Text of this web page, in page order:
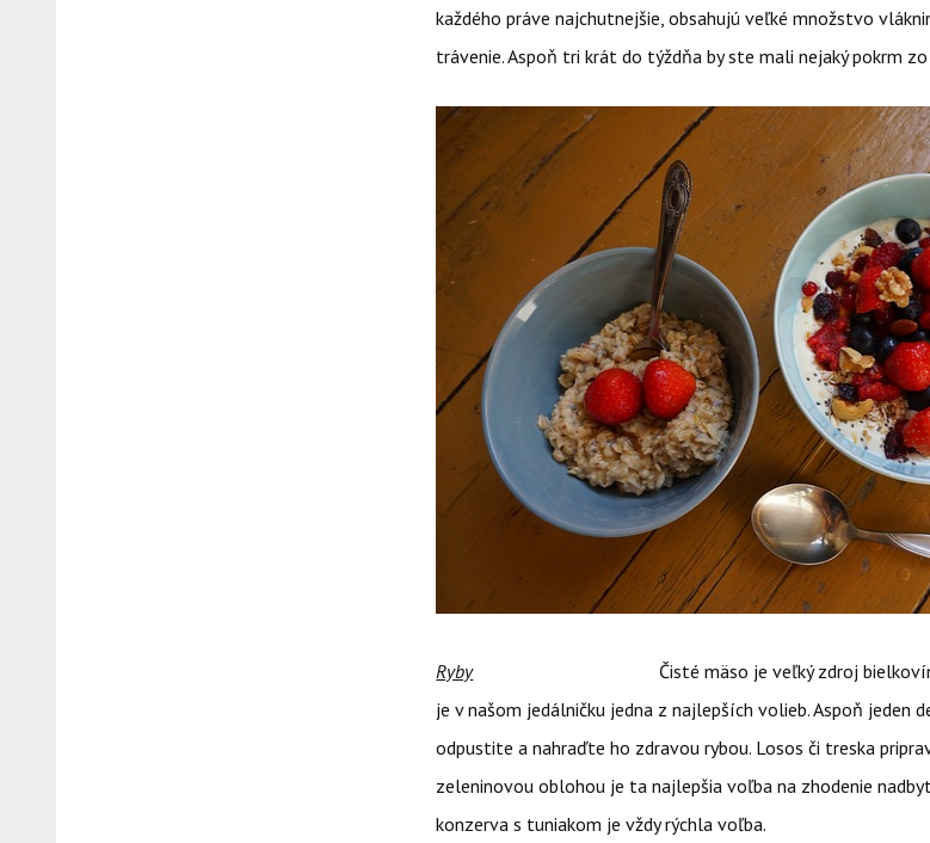
každého práve najchutnejšie, obsahujú veľké množstvo
trávenie. Aspoň tri krát do týždňa by ste mali nejaký pokrm
RybyČisté mäso je veľký zdroj bielkovín.
je v našom jedálničku jedna z najlepších volieb. Aspoň jeden
odpustite a nahraďte ho zdravou rybou. Losos či treska
zeleninovou oblohou je ta najlepšia voľba na zhodenie
konzerva s tuniakom je vždy rýchla voľba.